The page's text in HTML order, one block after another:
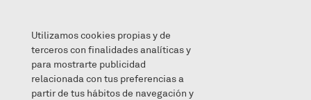
BELARRION! Eta HITZON! KANPAINAREN AMAIERA
Utilizamos cookies propias y de
terceros con finalidades analíticas y
para mostrarte publicidad
relacionada con tus preferencias a
partir de tus hábitos de navegación y